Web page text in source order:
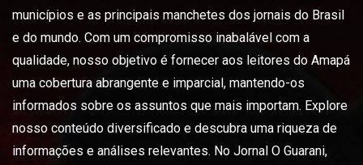
municípios e as principais manchetes dos jornais do Brasil
e do mundo. Com um compromisso inabalável com a
qualidade, nosso objetivo é fornecer aos leitores do Amapá
uma cobertura abrangente e imparcial, mantendo-os
informados sobre os assuntos que mais importam. Explore
nosso conteúdo diversificado e descubra uma riqueza de
informações e análises relevantes. No Jornal O Guarani,